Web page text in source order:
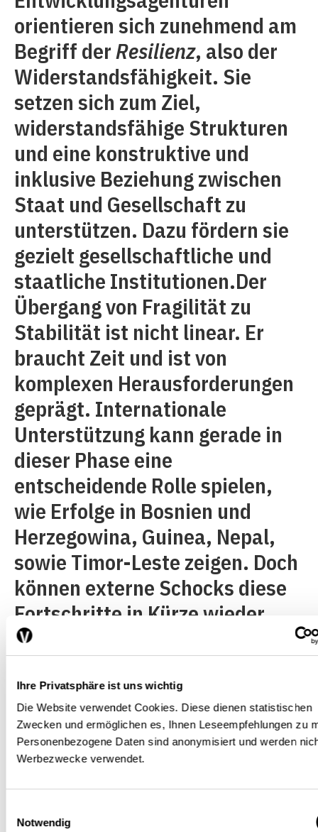
Ihre Privatsphäre ist uns wichtig
Die Website verwendet Cookies. Diese dienen statistischen
Zwecken und ermöglichen es, Ihnen Leseempfehlungen zu
Personenbezogene Daten sind anonymisiert und werden
Werbezwecke verwendet.
Notwendig
orientieren sich zunehmend am
Begriff derResilienz, also der
Widerstandsfähigkeit. Sie
setzen sich zum Ziel,
widerstandsfähige Strukturen
und eine konstruktive und
inklusive Beziehung zwischen
Staat und Gesellschaft zu
unterstützen. Dazu fördern sie
gezielt gesellschaftliche und
staatliche Institutionen.Der
Übergang von Fragilität zu
Stabilität ist nicht linear. Er
braucht Zeit und ist von
komplexen Herausforderungen
geprägt. Internationale
Unterstützung kann gerade in
dieser Phase eine
entscheidende Rolle spielen,
wie Erfolge in Bosnien und
Herzegowina, Guinea, Nepal,
sowie Timor-Leste zeigen. Doch
können externe Schocks diese
Fortschritte in Kürze wieder
rückgängig machen. Deshalb
sind gezielte Massnahmen
gefragt, damit Länder nicht
(wieder) fragil werden.Konflikte
und Gewalt sind die wohl
augenfälligsten Merkmale
fragiler Staaten. Doch die
Ursachen liegen oft tiefer: